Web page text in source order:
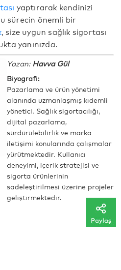
yaptırarak kendinizi
sürecin önemli bir
, size uygun sağlık sigortası
yanınızda.
Yazan: Havva Gül
Biyografi:
Pazarlama ve ürün yönetimi
alanında uzmanlaşmış kıdemli
yönetici. Sağlık sigortacılığı,
dijital pazarlama,
sürdürülebilirlik ve marka
iletişimi konularında çalışmalar
yürütmektedir. Kullanıcı
deneyimi, içerik stratejisi ve
sigorta ürünlerinin
sadeleştirilmesi üzerine projeler
geliştirmektedir.